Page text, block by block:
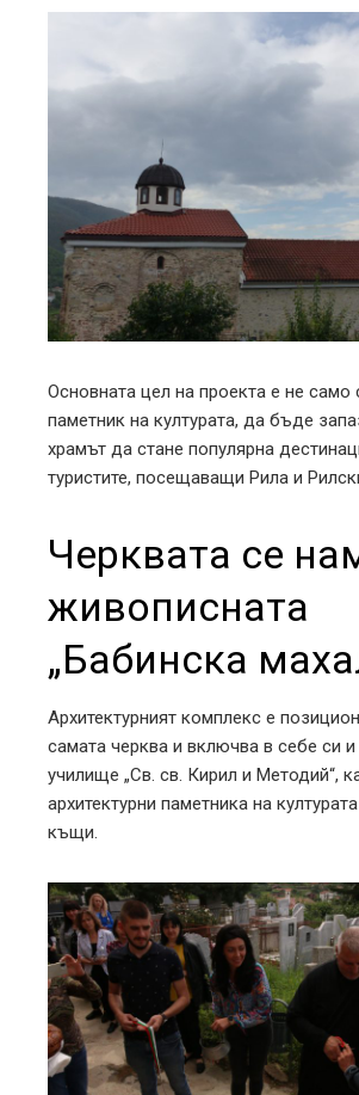
Основната цел на проекта е не само
паметник на културата, да бъде
храмът да стане популярна
туристите, посещаващи Рила и
Черквата се
живописната
„Бабинска
Архитектурният комплекс е
самата черква и включва в себе си
училище „Св. св. Кирил и Методий“,
архитектурни паметника на
къщи.